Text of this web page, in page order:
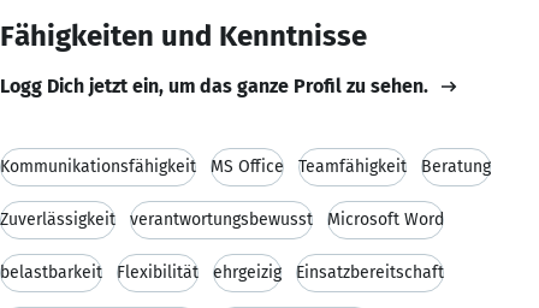
Fähigkeiten und Kenntnisse
Logg Dich jetzt ein, um das ganze Profil zu sehen.
Kommunikationsfähigkeit MS Office Teamfähigkeit Beratung
Zuverlässigkeit verantwortungsbewusst Microsoft Word
belastbarkeit Flexibilität ehrgeizig Einsatzbereitschaft